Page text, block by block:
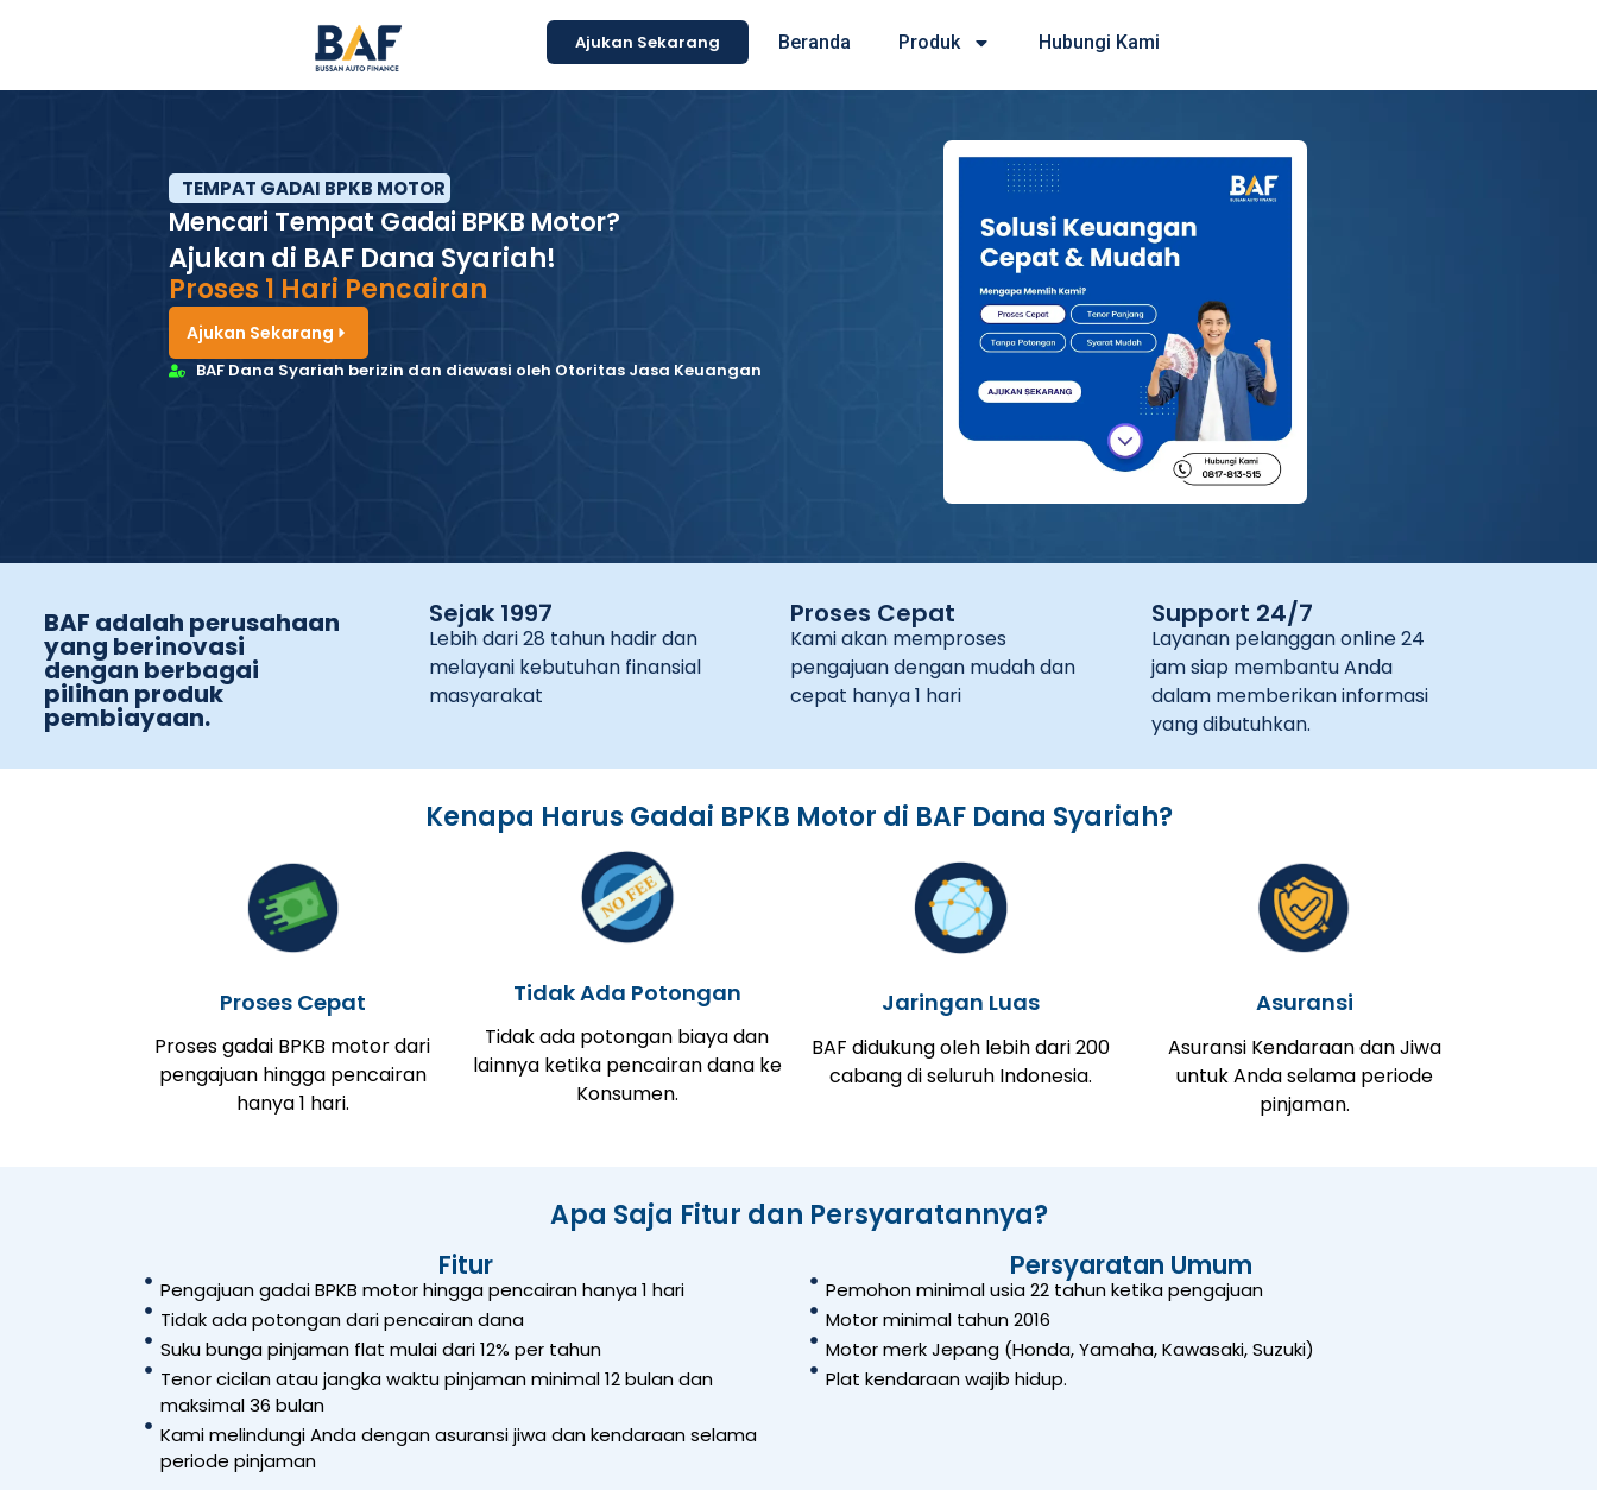
Ajukan Sekarang Beranda Produk Hubungi Kami
TEMPAT GADAI BPKB MOTOR
Mencari Tempat Gadai BPKB Motor?
Ajukan di BAF Dana Syariah!
Proses 1 Hari Pencairan
Ajukan Sekarang
BAF Dana Syariah berizin dan diawasi oleh Otoritas Jasa Keuangan
BAF adalah perusahaan
yang berinovasi
dengan berbagai
pilihan produk
pembiayaan.
Sejak 1997
Lebih dari 28 tahun hadir dan
melayani kebutuhan finansial
masyarakat
Proses Cepat
Kami akan memproses
pengajuan dengan mudah dan
cepat hanya 1 hari
Support 24/7
Layanan pelanggan online 24
jam siap membantu Anda
dalam memberikan informasi
yang dibutuhkan.
Kenapa Harus Gadai BPKB Motor di BAF Dana Syariah?
Proses Cepat
Proses gadai BPKB motor dari
pengajuan hingga pencairan
hanya 1 hari.
Tidak Ada Potongan
Tidak ada potongan biaya dan
lainnya ketika pencairan dana ke
Konsumen.
Jaringan Luas
BAF didukung oleh lebih dari 200
cabang di seluruh Indonesia.
Asuransi
Asuransi Kendaraan dan Jiwa
untuk Anda selama periode
pinjaman.
Apa Saja Fitur dan Persyaratannya?
Fitur
Pengajuan gadai BPKB motor hingga pencairan hanya 1 hari
Tidak ada potongan dari pencairan dana
Suku bunga pinjaman flat mulai dari 12% per tahun
Tenor cicilan atau jangka waktu pinjaman minimal 12 bulan dan
maksimal 36 bulan
Kami melindungi Anda dengan asuransi jiwa dan kendaraan selama
periode pinjaman
Persyaratan Umum
Pemohon minimal usia 22 tahun ketika pengajuan
Motor minimal tahun 2016
Motor merk Jepang (Honda, Yamaha, Kawasaki, Suzuki)
Plat kendaraan wajib hidup.